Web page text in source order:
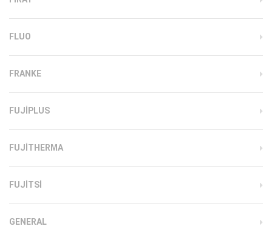
FLUO
FRANKE
FUJIPLUS
FUJITHERMA
FUJITSI
GENERAL